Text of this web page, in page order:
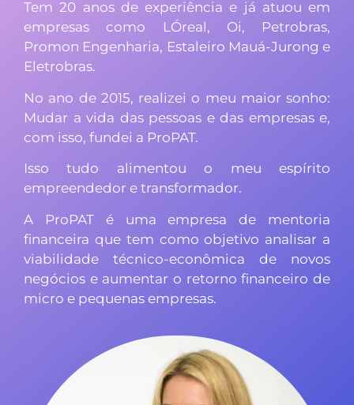
Tem 20 anos de experiência e já atuou em
empresas como LÓreal, Oi, Petrobras,
Promon Engenharia, Estaleiro Mauá-Jurong e
Eletrobras.
No ano de 2015, realizei o meu maior sonho:
Mudar a vida das pessoas e das empresas e,
com isso, fundei a ProPAT.
Isso tudo alimentou o meu espírito
empreendedor e transformador.
A ProPAT é uma empresa de mentoria
financeira que tem como objetivo analisar a
viabilidade técnico-econômica de novos
negócios e aumentar o retorno financeiro de
micro e pequenas empresas.